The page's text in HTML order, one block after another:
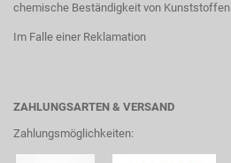
chemische Beständigkeit von Kunststoffen
Im Falle einer Reklamation
ZAHLUNGSARTEN & VERSAND
Zahlungsmöglichkeiten: